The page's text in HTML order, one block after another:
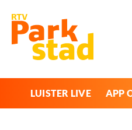
LUISTER LIVE APP